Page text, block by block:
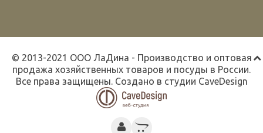
© 2013-2021 ООО ЛаДина - Производство и оптовая
продажа хозяйственных товаров и посуды в России.
Все права защищены. Создано в студии CaveDesign